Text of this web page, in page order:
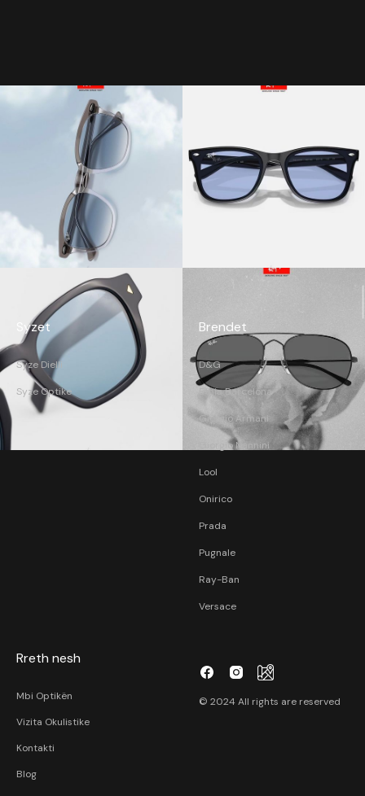
Syzet
Syze Dielli
Syze Optike
Brendet
D&G
Etnia Barcelona
Giorgio Armani
Giorgio Nannini
Lool
Onirico
Prada
Pugnale
Ray-Ban
Versace
Rreth nesh
Mbi Optikën
Vizita Okulistike
Kontakti
Blog
© 2024 All rights are reserved